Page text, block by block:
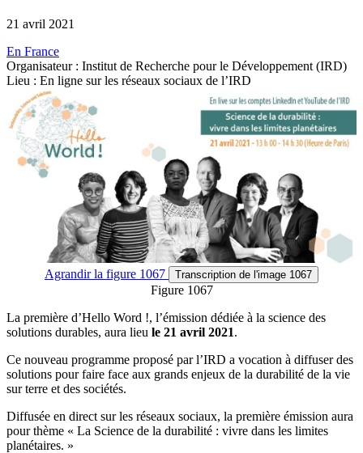
21 avril 2021
En France
Organisateur : Institut de Recherche pour le Développement (IRD)
Lieu : En ligne sur les réseaux sociaux de l’IRD
Agrandirla figure 1067 Transcription de l'image 1067
Figure 1067
La première d’Hello Word !, l’émission dédiée à la science des
solutions durables, aura lieu le 21 avril 2021.
Ce nouveau programme proposé par l’IRD a vocation à diffuser des
solutions pour faire face aux grands enjeux de la durabilité de la vie
sur terre et des sociétés.
Diffusée en direct sur les réseaux sociaux, la première émission aura
pour thème « La Science de la durabilité : vivre dans les limites
planétaires. »